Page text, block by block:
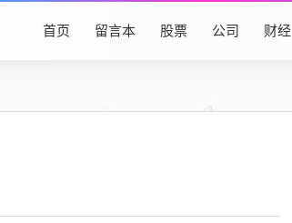
首页 留言本 股票 公司 财经